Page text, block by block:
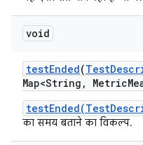
void
testEnded(Test
Map<String , Metric
का समय बताने का विकल्प.